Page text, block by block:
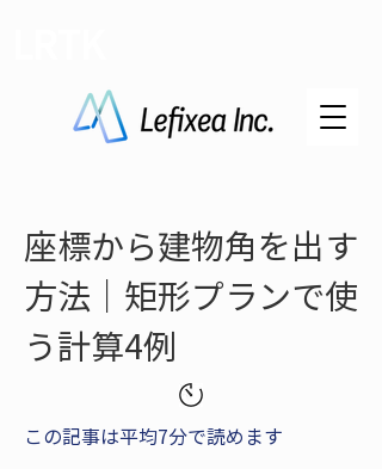
座標から建物角を出す
方法｜矩形プランで使
う計算4例
この記事は平均7分で読めます